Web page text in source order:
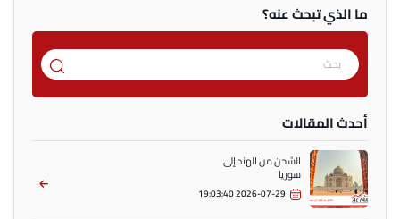
ما الذي تبحث عنه؟
أحدث المقالات
الشحن من الهند إلى
سوريا
2026-07-29 19:03:40